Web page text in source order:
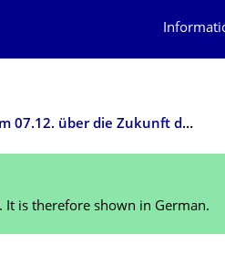
Reinhard Bütikofer (MdEP) spricht am 07.12. über die Zukunft der Europäischen Union
It is therefore shown in German.